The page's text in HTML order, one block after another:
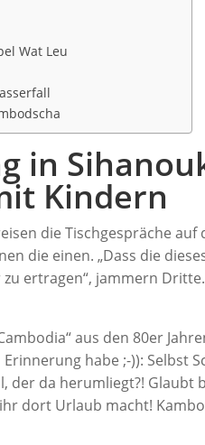
Wat Leu
in
Kindern
die Tischgespräche auf
die einen. „Dass die
ertragen“, jammern
aus den 80er
habe ;-)): Selbst
der da herumliegt?!
dort Urlaub macht!